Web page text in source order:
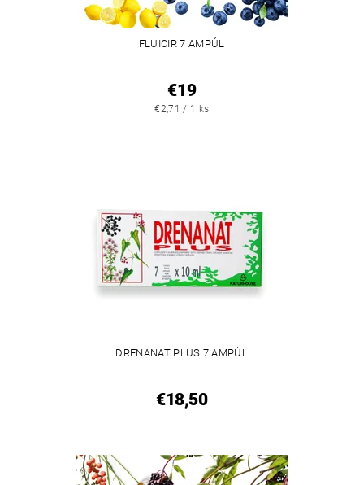
FLUICIR 7 AMPÚL
€19
€2,71 / 1 ks
DRENANAT PLUS 7 AMPÚL
€18,50